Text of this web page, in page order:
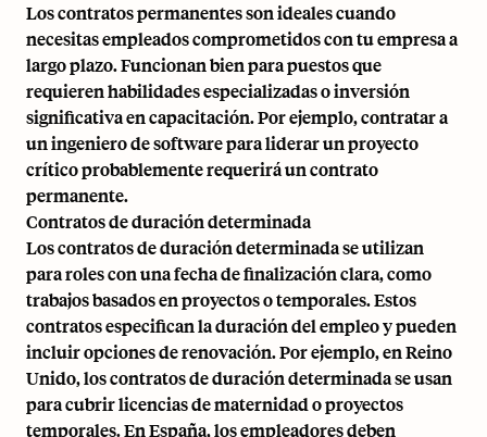
Los contratos permanentes son ideales cuando
necesitas empleados comprometidos con tu empresa a
largo plazo. Funcionan bien para puestos que
requieren habilidades especializadas o inversión
significativa en capacitación. Por ejemplo, contratar a
un ingeniero de software para liderar un proyecto
crítico probablemente requerirá un contrato
permanente.
Contratos de duración determinada
Los contratos de duración determinada se utilizan
para roles con una fecha de finalización clara, como
trabajos basados en proyectos o temporales. Estos
contratos especifican la duración del empleo y pueden
incluir opciones de renovación. Por ejemplo, enReino
Unido, los contratos de duración determinada se usan
para cubrir licencias de maternidad o proyectos
temporales. En España, los empleadores deben